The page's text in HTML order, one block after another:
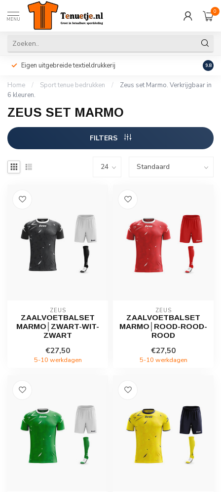
MENU
0
Eigen uitgebreide textieldrukkerij 9.8
Home / Sport tenue bedrukken /
Zeus set Marmo. Verkrijgbaar in
6 kleuren.
ZEUS SET MARMO
FILTERS
ZEUS
ZAALVOETBALSET
MARMO│ZWART-WIT-
ZWART
€27,50
5-10 werkdagen
ZEUS
ZAALVOETBALSET
MARMO│ROOD-ROOD-
ROOD
€27,50
5-10 werkdagen